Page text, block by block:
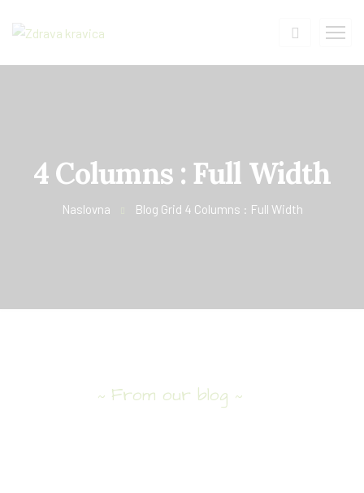
4 Columns : Full Width
Naslovna Blog Grid 4 Columns : Full Width
~ From our blog ~